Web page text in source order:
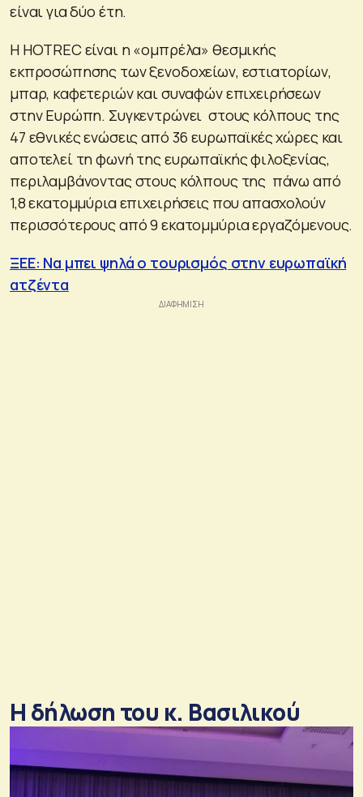
είναι για δύο έτη.
Η HOTREC είναι η «ομπρέλα» θεσμικής
εκπροσώπησης των ξενοδοχείων, εστιατορίων,
μπαρ, καφετεριών και συναφών επιχειρήσεων
στην Ευρώπη. Συγκεντρώνει στους κόλπους της
47 εθνικές ενώσεις από 36 ευρωπαϊκές χώρες και
αποτελεί τη φωνή της ευρωπαϊκής φιλοξενίας,
περιλαμβάνοντας στους κόλπους της πάνω από
1,8 εκατομμύρια επιχειρήσεις που απασχολούν
περισσότερους από 9 εκατομμύρια εργαζόμενους.
ΞΕΕ: Να μπει ψηλά ο τουρισμός στην ευρωπαϊκή
ατζέντα
H δήλωση του κ. Βασιλικού